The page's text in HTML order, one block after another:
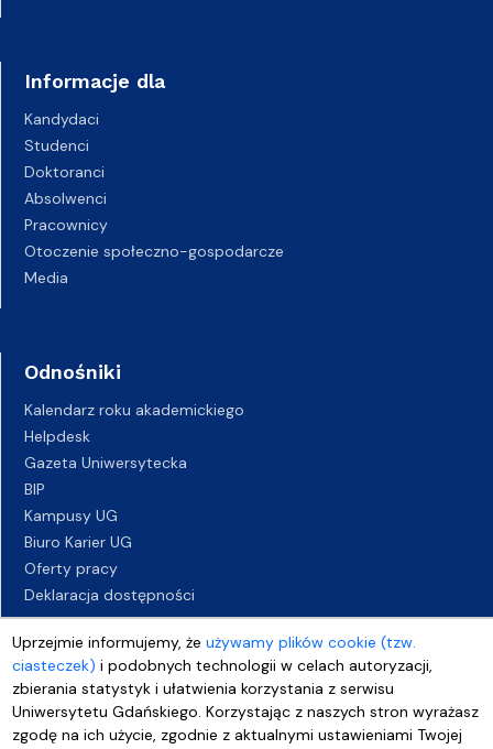
Uprzejmie informujemy, żeużywamy plików cookie (tzw.
ciasteczek) i podobnych technologii w celach autoryzacji,
zbierania statystyk i ułatwienia korzystania z serwisu
Uniwersytetu Gdańskiego. Korzystając z naszych stron wyrażasz
zgodę na ich użycie, zgodnie z aktualnymi ustawieniami Twojej
Informacje dla
Kandydaci
Studenci
Doktoranci
Absolwenci
Pracownicy
Otoczenie społeczno-gospodarcze
Media
Odnośniki
Kalendarz roku akademickiego
Helpdesk
Gazeta Uniwersytecka
BIP
Kampusy UG
Biuro Karier UG
Oferty pracy
Deklaracja dostępności